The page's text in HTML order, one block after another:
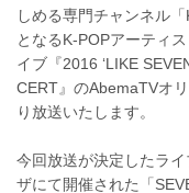
しめる専門チャンネル
となるK-POPアーティ
イブ『2016 ‘LIKE
CERT』のAbemaTVオ
り放送いたします。
今回放送が決定したラ
ザにて開催された「